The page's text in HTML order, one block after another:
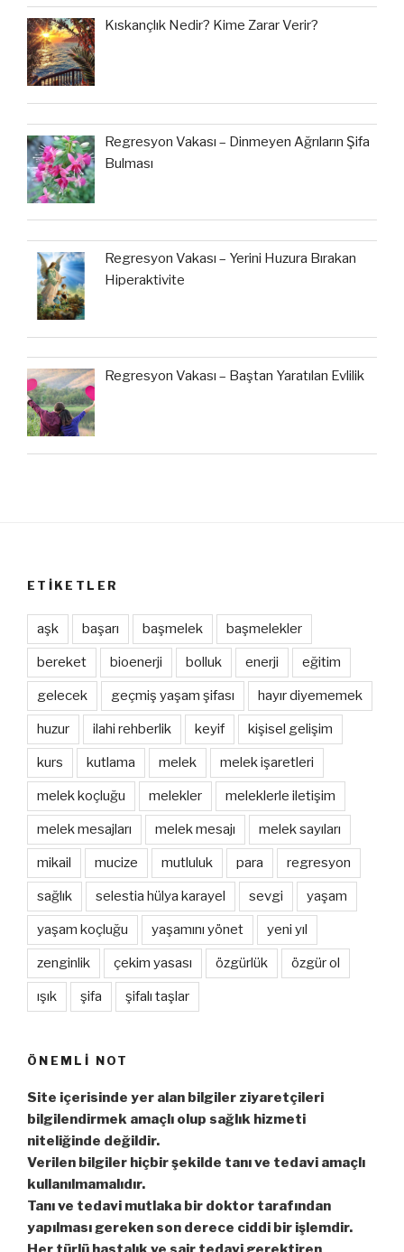
Kıskançlık Nedir? Kime Zarar Verir?
Regresyon Vakası – Dinmeyen Ağrıların Şifa
Bulması
Regresyon Vakası – Yerini Huzura Bırakan
Hiperaktivite
Regresyon Vakası – Baştan Yaratılan Evlilik
ETIKETLER
aşk başarı başmelek başmelekler
bereket bioenerji bolluk enerji eğitim
gelecek geçmiş yaşam şifası hayır diyememek
huzur ilahi rehberlik keyif kişisel gelişim
kurs kutlama melek melek işaretleri
melek koçluğu melekler meleklerle iletişim
melek mesajları melek mesajı melek sayıları
mikail mucize mutluluk para regresyon
sağlık selestia hülya karayel sevgi yaşam
yaşam koçluğu yaşamını yönet yeni yıl
zenginlik çekim yasası özgürlük özgür ol
ışık şifa şifalı taşlar
ÖNEMLI NOT
Site içerisinde yer alan bilgiler ziyaretçileri
bilgilendirmek amaçlı olup sağlık hizmeti
niteliğinde değildir.
Verilen bilgiler hiçbir şekilde tanı ve tedavi amaçlı
kullanılmamalıdır.
Tanı ve tedavi mutlaka bir doktor tarafından
yapılması gereken son derece ciddi bir işlemdir.